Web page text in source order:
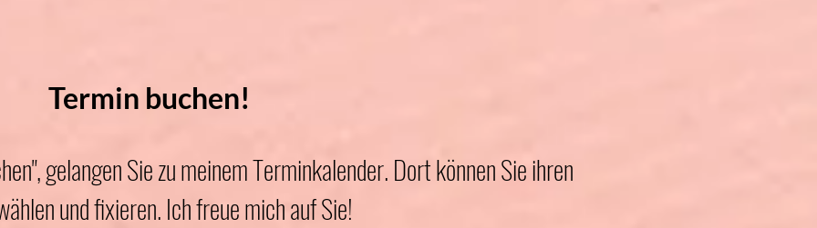
Termin buchen!
gelangen Sie zu meinem Terminkalender. Dort können Sie ihren
und fixieren. Ich freue mich auf Sie!